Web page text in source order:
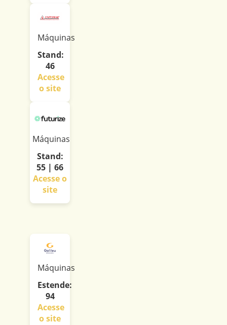
Máquinas
Stand:
46
Acesse
o site
Máquinas
Stand:
55 | 66
Acesse o
site
Máquinas
Estende:
94
Acesse
o site